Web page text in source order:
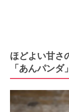
ほどよい甘さ
「あんパンダ」